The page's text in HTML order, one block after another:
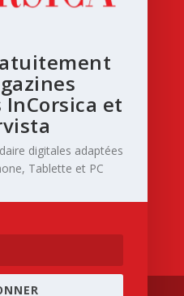
et
digitales adaptées
Tablette et PC